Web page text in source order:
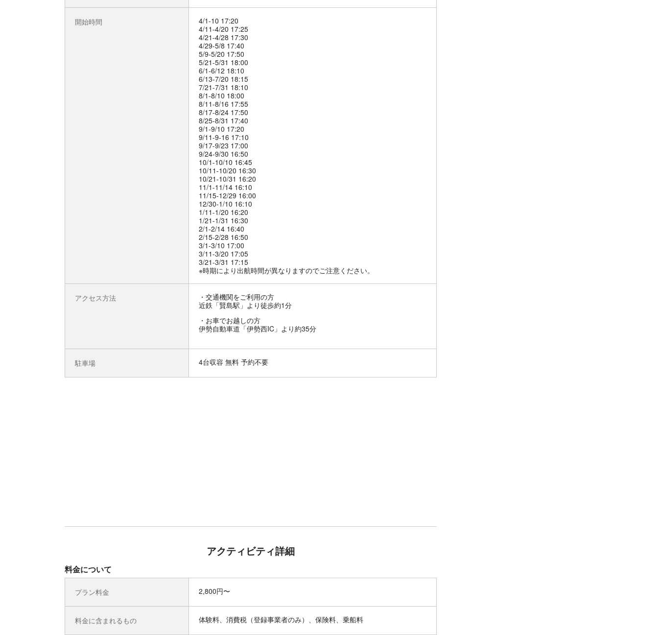
開始時間
4/1-10 17:20
4/11-4/20 17:25
4/21-4/28 17:30
4/29-5/8 17:40
5/9-5/20 17:50
5/21-5/31 18:00
6/1-6/12 18:10
6/13-7/20 18:15
7/21-7/31 18:10
8/1-8/10 18:00
8/11-8/16 17:55
8/17-8/24 17:50
8/25-8/31 17:40
9/1-9/10 17:20
9/11-9-16 17:10
9/17-9/23 17:00
9/24-9/30 16:50
10/1-10/10 16:45
10/11-10/20 16:30
10/21-10/31 16:20
11/1-11/14 16:10
11/15-12/29 16:00
12/30-1/10 16:10
1/11-1/20 16:20
1/21-1/31 16:30
2/1-2/14 16:40
2/15-2/28 16:50
3/1-3/10 17:00
3/11-3/20 17:05
3/21-3/31 17:15
※時期により出航時間が異なりますのでご注意ください。
アクセス方法
交通機関をご利用の方
近鉄「賢島駅」より徒歩約1分
お車でお越しの方
伊勢自動車道「伊勢西IC」より約35分
駐車場 4台収容 無料 予約不要
アクティビティ詳細
料金について
プラン料金 2,800円〜
料金に含まれるもの 体験料、消費税（登録事業者のみ）、保険料、乗船料